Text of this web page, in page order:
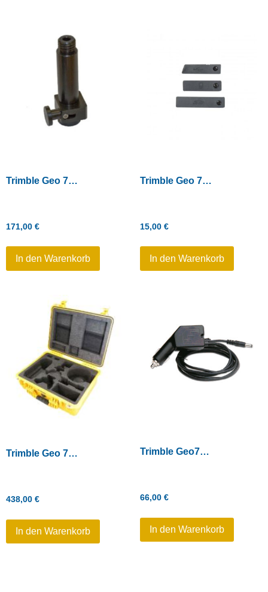
Trimble Geo 7 Serie – Quick Release Adapter
171,00 €
In den Warenkorb
Trimble Geo 7 Serie – Schutzabdeckung für SD/SIM/USB-Fach (3er-Pack grau)
15,00 €
In den Warenkorb
Trimble Geo 7 Serie – Transportkoffer
438,00 €
In den Warenkorb
Trimble Geo7X – 12V KFZ-Netzteil (15V 1A Ausgang)
66,00 €
In den Warenkorb